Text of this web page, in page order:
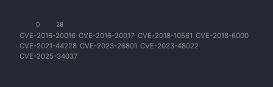
0 28
CVE-2016-20016 CVE-2016-20017 CVE-2018-10561 CVE-2018-6000
CVE-2021-44228 CVE-2023-26801 CVE-2023-48022
CVE-2025-34037